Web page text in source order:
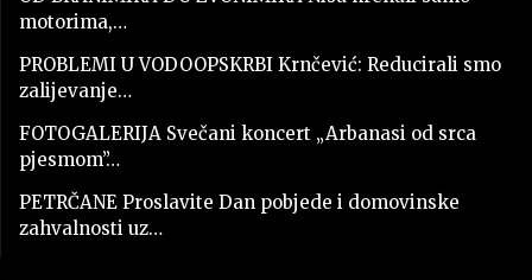
motorima,…
PROBLEMI U VODOOPSKRBI Krnčević: Reducirali smo
zalijevanje…
FOTOGALERIJA Svečani koncert „Arbanasi od srca
pjesmom”…
PETRČANE Proslavite Dan pobjede i domovinske
zahvalnosti uz…